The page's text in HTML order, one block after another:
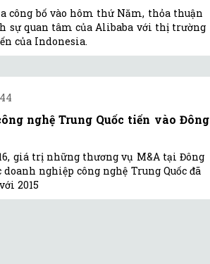
công bố vào hôm thứ Năm, thỏa thuận
sự quan tâm của Alibaba với thị trường
của Indonesia.
nghệ Trung Quốc tiến vào Đông
giá trị những thương vụ M&A tại Đông
doanh nghiệp công nghệ Trung Quốc đã
2015